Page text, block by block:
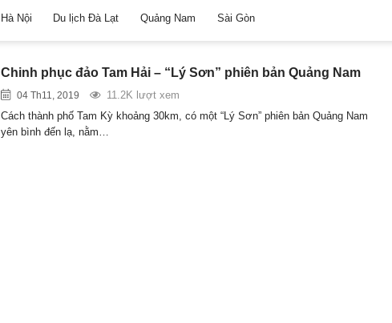
Hà Nội Du lịch Đà Lạt Quảng Nam Sài Gòn
Chinh phục đảo Tam Hải – “Lý Sơn” phiên bản Quảng Nam
04 Th11, 2019
11.2K lượt xem
Cách thành phố Tam Kỳ khoảng 30km, có một “Lý Sơn” phiên bản Quảng Nam
yên bình đến lạ, nằm…